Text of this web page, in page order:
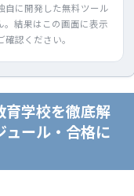
自に開発した無料ツール
。結果はこの画面に表示
認ください。
育学校を徹底解
ュール・合格に